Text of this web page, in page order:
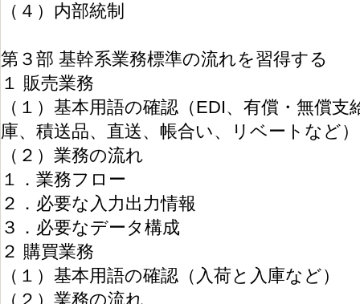
（４）内部統制
第３部 基幹系業務標準の流れを習得する
１ 販売業務
（１）基本用語の確認（EDI、有償・無償
庫、積送品、直送、帳合い、リベートなど）
（２）業務の流れ
１．業務フロー
２．必要な入力出力情報
３．必要なデータ構成
２ 購買業務
（１）基本用語の確認（入荷と入庫など）
（２）業務の流れ